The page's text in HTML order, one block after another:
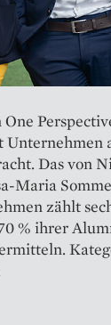
Unternehmen
Das von
Maria
zählt
% ihrer